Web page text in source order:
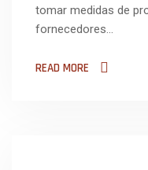
tomar medidas de
fornecedores…
READ MORE